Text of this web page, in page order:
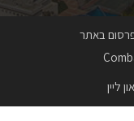
באתר
ליין